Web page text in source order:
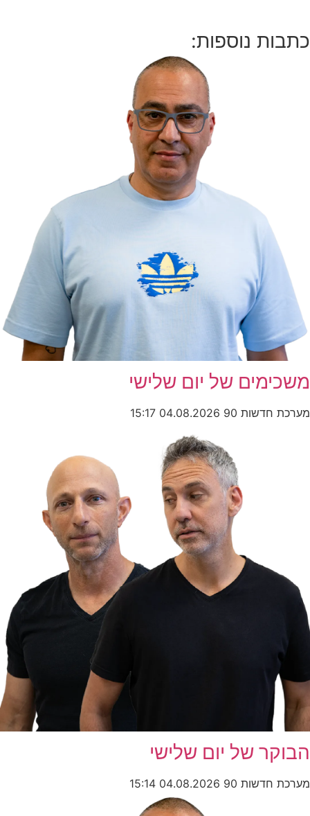
כתבות נוספות:
משכימים של יום שלישי
מערכת חדשות 90 04.08.2026
15:17
הבוקר של יום שלישי
מערכת חדשות 90 04.08.2026
15:14